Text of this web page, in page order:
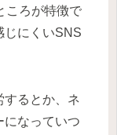
ころが特徴で
じにくいSNS
するとか、ネ
になっていつ